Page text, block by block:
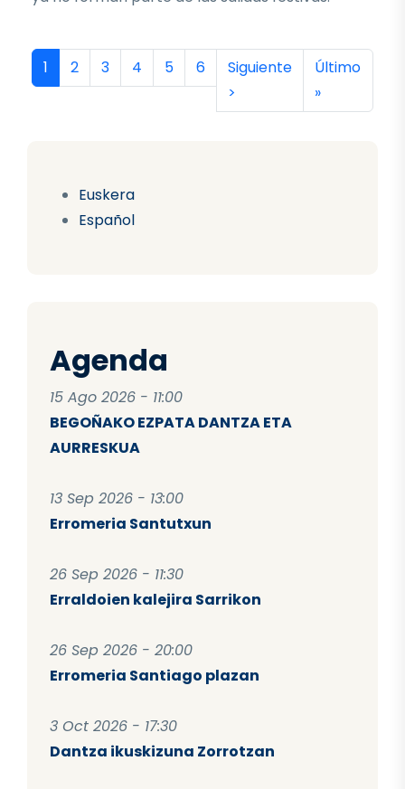
Euskera
Español
Agenda
15 Ago 2026 - 11:00
BEGOÑAKO EZPATA DANTZA ETA
AURRESKUA
13 Sep 2026 - 13:00
Erromeria Santutxun
26 Sep 2026 - 11:30
Erraldoien kalejira Sarrikon
26 Sep 2026 - 20:00
Erromeria Santiago plazan
3 Oct 2026 - 17:30
Dantza ikuskizuna Zorrotzan
Paginación
Página actual
1 Página
2 Página
3 Página
4 Página
5 Página
6 Siguiente página
Siguiente
>
Última
Último
»